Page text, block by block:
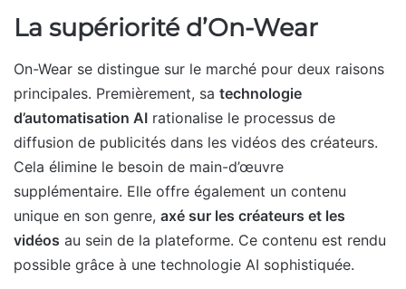
La supériorité d’On-Wear
On-Wear se distingue sur le marché pour deux raisons
principales. Premièrement, sa technologie
d’automatisation AI rationalise le processus de
diffusion de publicités dans les vidéos des créateurs.
Cela élimine le besoin de main-d’œuvre
supplémentaire. Elle offre également un contenu
unique en son genre, axé sur les créateurs et les
vidéos au sein de la plateforme. Ce contenu est rendu
possible grâce à une technologie AI sophistiquée.